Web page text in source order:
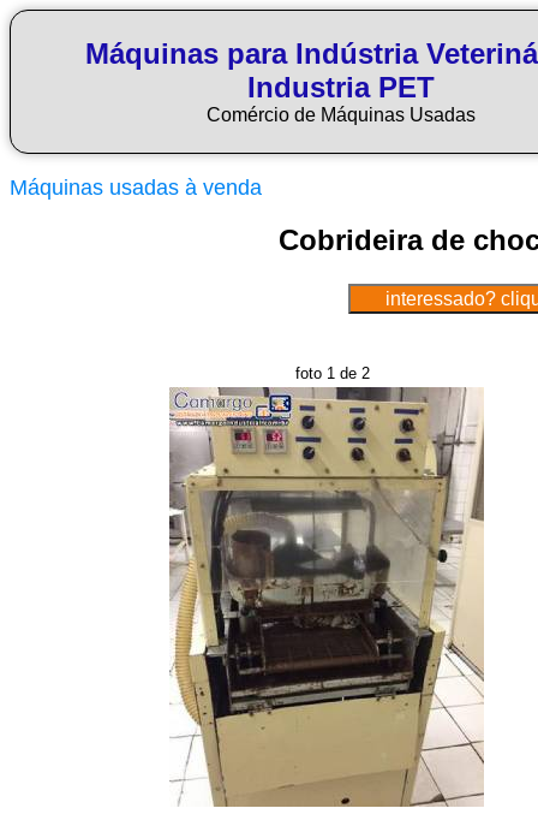
Máquinas para Indústria
Industria PET
Comércio de Máquinas Usadas
Máquinas usadas à venda
Cobrideira de
foto 1 de 2